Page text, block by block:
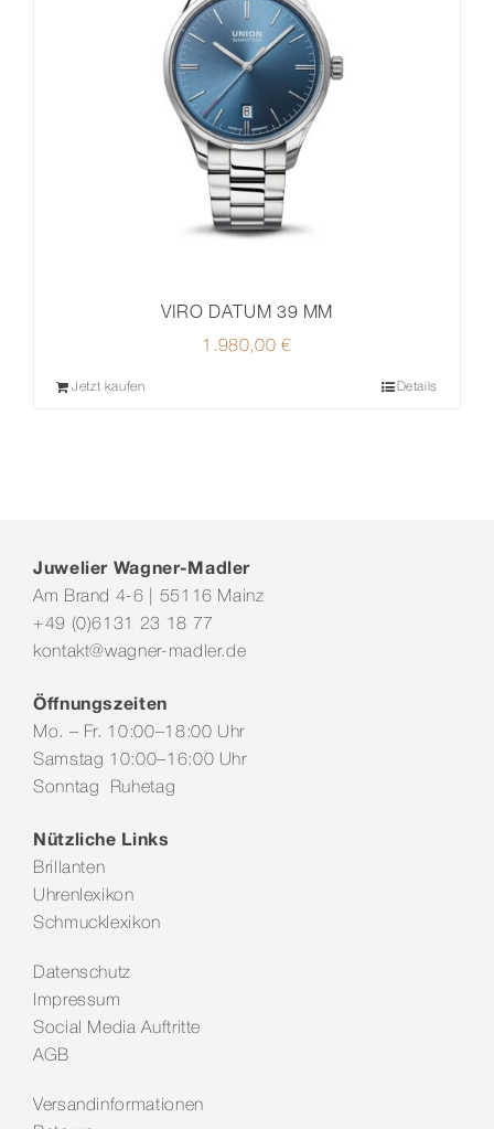
VIRO DATUM 39 MM
1.980,00€
Jetzt kaufen Details
Juwelier Wagner-Madler
Am Brand 4-6 | 55116 Mainz
+49 (0)6131 23 18 77
kontakt@wagner-madler.de
Öffnungszeiten
Mo. – Fr. 10:00–18:00 Uhr
Samstag 10:00–16:00 Uhr
Sonntag Ruhetag
Nützliche Links
Brillanten
Uhrenlexikon
Schmucklexikon
Datenschutz
Impressum
Social Media Auftritte
AGB
Versandinformationen